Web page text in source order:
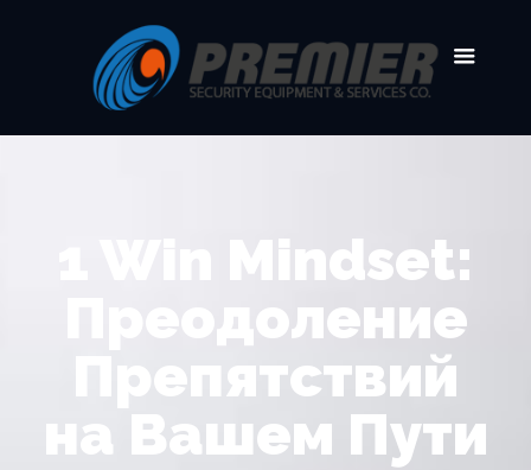
1 Win Mindset:
Преодоление
Препятствий
на Вашем Пути